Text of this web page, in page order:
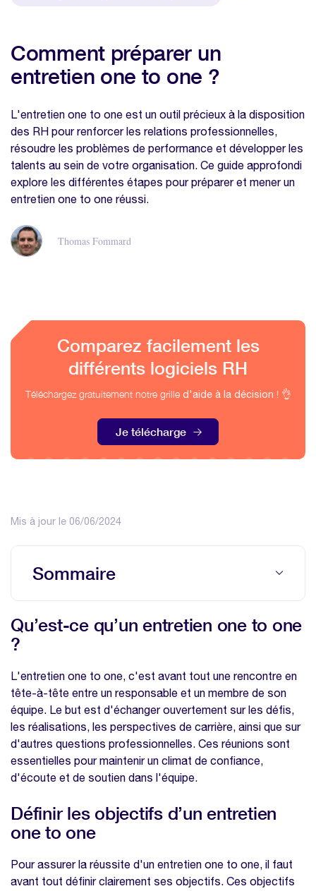
Comment préparer un
entretien one to one ?
L'entretien one to one est un outil précieux à la disposition
des RH pour renforcer les relations professionnelles,
résoudre les problèmes de performance et développer les
talents au sein de votre organisation. Ce guide approfondi
explore les différentes étapes pour préparer et mener un
entretien one to one réussi.
Thomas Fommard
Mis à jour le 06/06/2024
Sommaire
Définir les objectifs d’un entretien one to
La préparation à l'entretien one to one
Comment créer un environnement de
confiance ?
Les questions à poser lors d'un entretien
one to one
Gérer les émotions lors d'un entretien one
Le rôle de l'écoute active pendant un
entretien one to one
Comment gérer les conflits lors d'un
entretien one to one ?
Qu’est-ce qu’un entretien one to one
?
L'entretien one to one, c'est avant tout une rencontre en
tête-à-tête entre un responsable et un membre de son
équipe. Le but est d'échanger ouvertement sur les défis,
les réalisations, les perspectives de carrière, ainsi que sur
d'autres questions professionnelles. Ces réunions sont
essentielles pour maintenir un climat de confiance,
d'écoute et de soutien dans l'équipe.
Définir les objectifs d’un entretien
one to one
Pour assurer la réussite d'un entretien one to one, il faut
avant tout définir clairement ses objectifs. Ces objectifs
Comparez facilement les
différents logiciels RH
Téléchargez gratuitement notre grille d'aide à la décision ! 👌
Je télécharge